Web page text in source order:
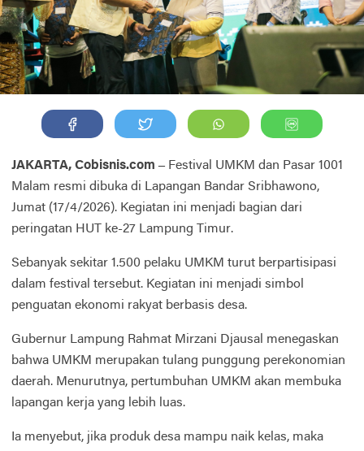
JAKARTA, Cobisnis.com – Festival UMKM dan Pasar 1001
Malam resmi dibuka di Lapangan Bandar Sribhawono,
Jumat (17/4/2026). Kegiatan ini menjadi bagian dari
peringatan HUT ke-27 Lampung Timur.
Sebanyak sekitar 1.500 pelaku UMKM turut berpartisipasi
dalam festival tersebut. Kegiatan ini menjadi simbol
penguatan ekonomi rakyat berbasis desa.
Gubernur Lampung Rahmat Mirzani Djausal menegaskan
bahwa UMKM merupakan tulang punggung perekonomian
daerah. Menurutnya, pertumbuhan UMKM akan membuka
lapangan kerja yang lebih luas.
Ia menyebut, jika produk desa mampu naik kelas, maka